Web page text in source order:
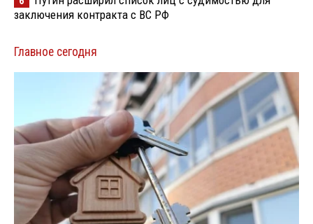
заключения контракта с ВС РФ
Главное сегодня